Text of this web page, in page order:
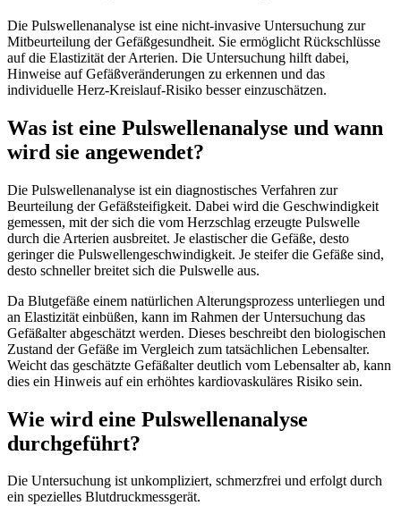
Die Pulswellenanalyse ist eine nicht-invasive Untersuchung zur
Mitbeurteilung der Gefäßgesundheit. Sie ermöglicht Rückschlüsse
auf die Elastizität der Arterien. Die Untersuchung hilft dabei,
Hinweise auf Gefäßveränderungen zu erkennen und das
individuelle Herz-Kreislauf-Risiko besser einzuschätzen.
Was ist eine Pulswellenanalyse und wann
wird sie angewendet?
Die Pulswellenanalyse ist ein diagnostisches Verfahren zur
Beurteilung der Gefäßsteifigkeit. Dabei wird die Geschwindigkeit
gemessen, mit der sich die vom Herzschlag erzeugte Pulswelle
durch die Arterien ausbreitet. Je elastischer die Gefäße, desto
geringer die Pulswellengeschwindigkeit. Je steifer die Gefäße sind,
desto schneller breitet sich die Pulswelle aus.
Da Blutgefäße einem natürlichen Alterungsprozess unterliegen und
an Elastizität einbüßen, kann im Rahmen der Untersuchung das
Gefäßalter abgeschätzt werden. Dieses beschreibt den biologischen
Zustand der Gefäße im Vergleich zum tatsächlichen Lebensalter.
Weicht das geschätzte Gefäßalter deutlich vom Lebensalter ab, kann
dies ein Hinweis auf ein erhöhtes kardiovaskuläres Risiko sein.
Wie wird eine Pulswellenanalyse
durchgeführt?
Die Untersuchung ist unkompliziert, schmerzfrei und erfolgt durch
ein spezielles Blutdruckmessgerät.